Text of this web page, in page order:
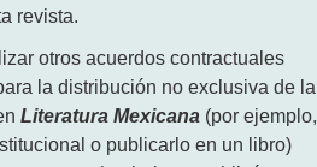
revista.
otros acuerdos contractuales
la distribución no exclusiva de la
Literatura Mexicana (por ejemplo,
o publicarlo en un libro)